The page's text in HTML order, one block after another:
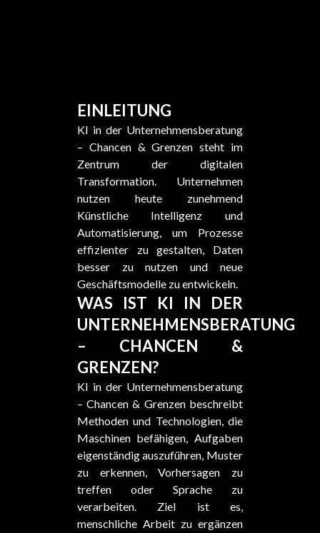
EINLEITUNG
KI in der Unternehmensberatung
– Chancen & Grenzen steht im
Zentrum der digitalen
Transformation. Unternehmen
nutzen heute zunehmend
Künstliche Intelligenz und
Automatisierung, um Prozesse
effizienter zu gestalten, Daten
besser zu nutzen und neue
Geschäftsmodelle zu entwickeln.
WAS IST KI IN DER
UNTERNEHMENSBERATUNG
– CHANCEN &
GRENZEN?
KI in der Unternehmensberatung
– Chancen & Grenzen beschreibt
Methoden und Technologien, die
Maschinen befähigen, Aufgaben
eigenständig auszuführen, Muster
zu erkennen, Vorhersagen zu
treffen oder Sprache zu
verarbeiten. Ziel ist es,
menschliche Arbeit zu ergänzen